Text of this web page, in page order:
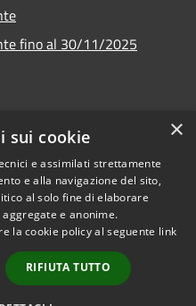
fino al 30/11/2025
Copyright © 2026 • Comune di
Ponteranica • Powered by
Municipium•
Accesso
redazione
×
sui cookie
e assimilati strettamente
e alla navigazione del sito,
al solo fine di elaborare
e anonime.
la cookie policy al seguente link
RIFIUTA TUTTO